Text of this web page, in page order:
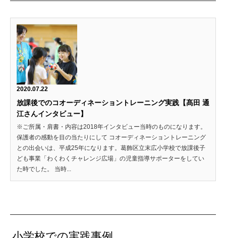
2020.07.22
放課後でのコオーディネーショントレーニング実践【髙田 通
江さんインタビュー】
※ご所属・肩書・内容は2018年インタビュー当時のものになります。
保護者の感動を目の当たりにして コオーディネーショントレーニング
との出会いは、平成25年になります。葛飾区立末広小学校で放課後子
ども事業「わくわくチャレンジ広場」の児童指導サポーターをしてい
た時でした。 当時...